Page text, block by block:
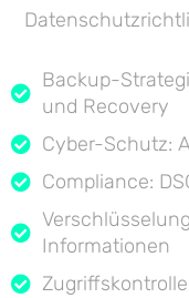
Backup-
und Recovery
Cyber-Schutz:
Compliance:
Informationen